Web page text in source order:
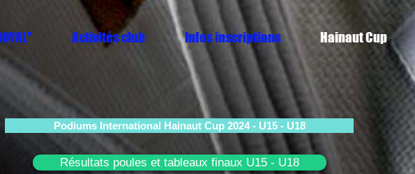
Activités club Infos inscriptions Hainaut Cup
Podiums International Hainaut Cup 2024 - U15 - U18
Résultats poules et tableaux finaux U15 - U18